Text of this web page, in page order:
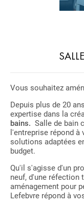
Vous souhaitez
Depuis plus de 20
expertise dans la
bains. Salle de bain
l'entreprise répond
solutions adaptées
budget.
Qu'il s'agisse d'un
neuf, d'une réfection
aménagement pour
Lefebvre répond à